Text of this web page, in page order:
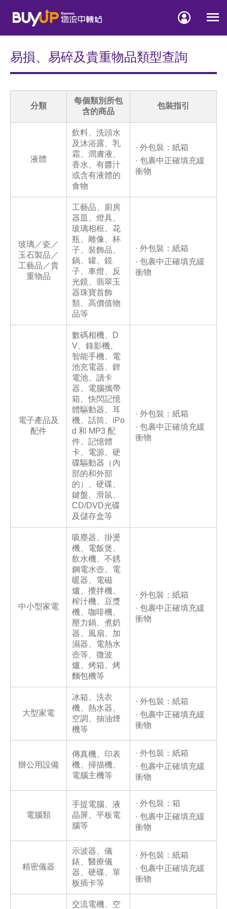
 
易損、易碎及貴重物品類型查詢
分類
每個類別所包
含的商品
包裝指引
液體
飲料、洗頭水
及沐浴露、乳
霜、潤膚液、
香水、有醬汁
或含有液體的
食物
· 外包裝：紙箱
· 包裹中正確填充緩
衝物
玻璃／瓷／
玉石製品／
工藝品／貴
重物品
工藝品、廚房
器皿、燈具、
玻璃相框、花
瓶、雕像、杯
子、裝飾品、
鍋、罐、鏡
子、車燈、反
光鏡、翡翠玉
器珠寶首飾
類、高價值物
品等
· 外包裝：紙箱
· 包裹中正確填充緩
衝物
電子產品及
配件
數碼相機、D
V、錄影機、
智能手機、電
池充電器、鋰
電池、讀卡
器、電腦攜帶
箱、快閃記憶
體驅動器、耳
機、話筒、iPo
d 和 MP3 配
件、記憶體
卡、電源、硬
碟驅動器（內
部的和外部
的）、硬碟、
鍵盤、滑鼠、
CD/DVD光碟
及儲存盒等
· 外包裝：紙箱
· 包裹中正確填充緩
衝物
中小型家電
吸塵器、掛燙
機、電飯煲、
飲水機、不銹
鋼電水壺、電
暖器、電磁
爐、攪拌機、
榨汁機、豆漿
機、咖啡機、
壓力鍋、煮奶
器、風扇、加
濕器、電熱水
壺等、微波
爐、烤箱、烤
麵包機等
· 外包裝：紙箱
· 包裹中正確填充緩
衝物
大型家電
冰箱、洗衣
機、熱水器、
空調、抽油煙
機等
· 外包裝：紙箱
· 包裹中正確填充緩
衝物
辦公用設備
傳真機、印表
機、掃描機、
電腦主機等
· 外包裝：紙箱
· 包裹中正確填充緩
衝物
電腦類
手提電腦、液
晶屏、平板電
腦等
· 外包裝：箱
· 包裹中正確填充緩
衝物
精密儀器
示波器、儀
錶、醫療儀
器、硬碟、單
板插卡等
· 外包裝：紙箱
· 包裹中正確填充緩
衝物
交流電機、空